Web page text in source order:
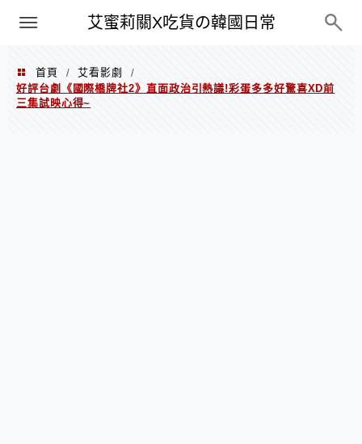
艾蜜莉關X吃貨の韓國日常
PXN
首頁 / 艾看影劇
/
好評台劇《國際橋牌社2》直面政治引熱議!彩蛋多多好驚喜XD前
三集試映心得~